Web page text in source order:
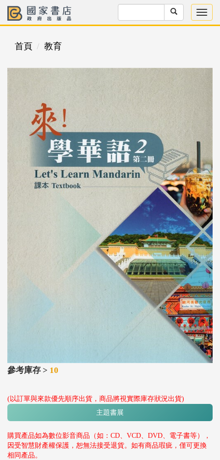
首頁 教育
參考庫存 > 10
(以訂單與來款優先順序出貨，商品將視實際庫存狀況出貨)
主題書展
購買產品如為數位影音商品（如：CD、VCD、DVD、電子書等），
因受智慧財產權保護，恕無法接受退貨。如有商品瑕疵，僅可更換
相同產品。